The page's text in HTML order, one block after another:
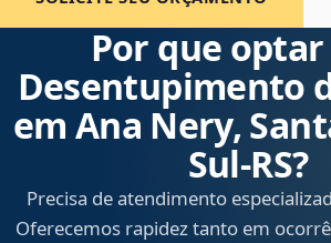
Por que
Desentupimento
em Ana Nery,
Sul‑RS?
Precisa de atendimento
Oferecemos rapidez tanto em